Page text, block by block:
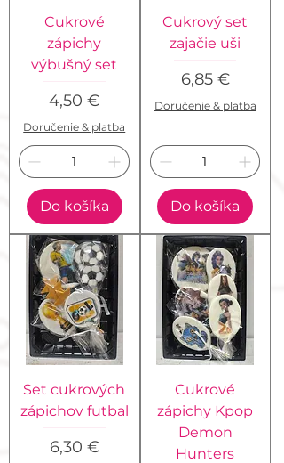
Cukrové
zápichy
výbušný set
Cena
4,50 €
Doručenie & platba
Do košíka
Cukrový set
zajačie uši
Cena
6,85 €
Doručenie & platba
Do košíka
Set cukrových
zápichov futbal
Cena
6,30 €
Cukrové
zápichy Kpop
Demon
Hunters